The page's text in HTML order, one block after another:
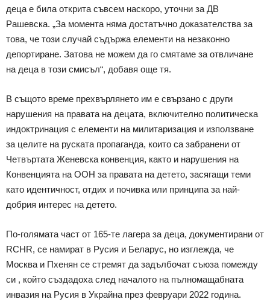
деца е била открита съвсем наскоро, уточни за ДВ
Рашевска. „За момента няма достатъчно доказателства за
това, че този случай съдържа елементи на незаконно
депортиране. Затова не можем да го смятаме за отвличане
на деца в този смисъл“, добавя още тя.
В същото време прехвърлянето им е свързано с други
нарушения на правата на децата, включително политическа
индоктринация с елементи на милитаризация и използване
за целите на руската пропаганда, които са забранени от
Четвъртата Женевска конвенция, както и нарушения на
Конвенцията на ООН за правата на детето, засягащи теми
като идентичност, отдих и почивка или принципа за най-
добрия интерес на детето.
По-голямата част от 165-те лагера за деца, документирани от
RCHR, се намират в Русия и Беларус, но изглежда, че
Москва и Пхенян се стремят да задълбочат съюза помежду
си , който създадоха след началото на пълномащабната
инвазия на Русия в Украйна през февруари 2022 година.